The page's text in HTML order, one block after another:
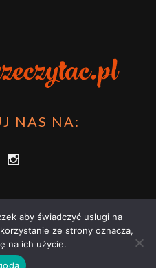
NAS NA:
WYKORZYSTUJE PLIKI COOKIES |
PRYWATNOŚCI
aby świadczyć usługi na
ze strony oznacza,
na ich użycie.